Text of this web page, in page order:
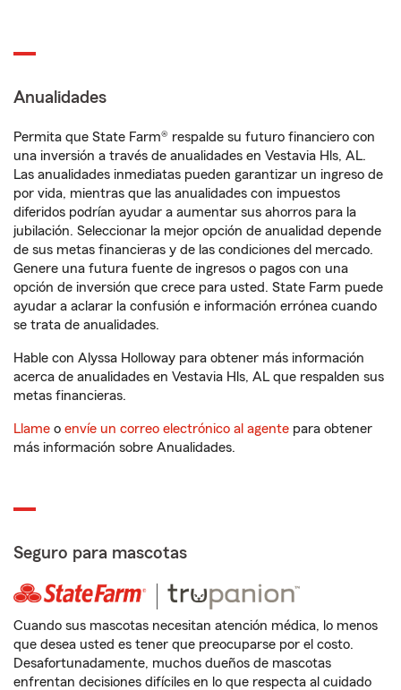
Anualidades
Permita que State Farm® respalde su futuro financiero con
una inversión a través de anualidades en Vestavia Hls, AL.
Las anualidades inmediatas pueden garantizar un ingreso de
por vida, mientras que las anualidades con impuestos
diferidos podrían ayudar a aumentar sus ahorros para la
jubilación. Seleccionar la mejor opción de anualidad depende
de sus metas financieras y de las condiciones del mercado.
Genere una futura fuente de ingresos o pagos con una
opción de inversión que crece para usted. State Farm puede
ayudar a aclarar la confusión e información errónea cuando
se trata de anualidades.
Hable con Alyssa Holloway para obtener más información
acerca de anualidades en Vestavia Hls, AL que respalden sus
metas financieras.
Llame o envíe un correo electrónico al agente para obtener
más información sobre Anualidades.
Seguro para mascotas
Cuando sus mascotas necesitan atención médica, lo menos
que desea usted es tener que preocuparse por el costo.
Desafortunadamente, muchos dueños de mascotas
enfrentan decisiones difíciles en lo que respecta al cuidado